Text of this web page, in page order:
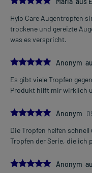
Hylo Care Augentropfen
trockene und gereizte
was es verspricht.
5.0Anonym
Es gibt viele Tropfen
Produkt hilft mir wirklich
5.0Anonym
Die Tropfen helfen
Tropfen der Serie, die ich
5.0Anonym